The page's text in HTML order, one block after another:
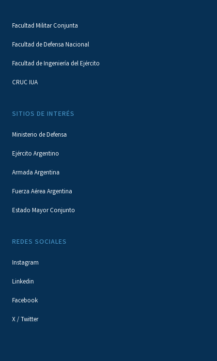
Facultad Militar Conjunta
Facultad de Defensa Nacional
Facultad de Ingeniería del Ejército
CRUC IUA
SITIOS DE INTERÉS
Ministerio de Defensa
Ejército Argentino
Armada Argentina
Fuerza Aérea Argentina
Estado Mayor Conjunto
REDES SOCIALES
Instagram
Linkedin
Facebook
X / Twitter